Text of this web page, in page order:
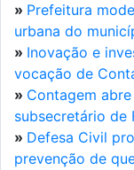
» Prefeitura
urbana do
» Inovação e
vocação de
» Contagem
subsecretário de
» Defesa Civil
prevenção de